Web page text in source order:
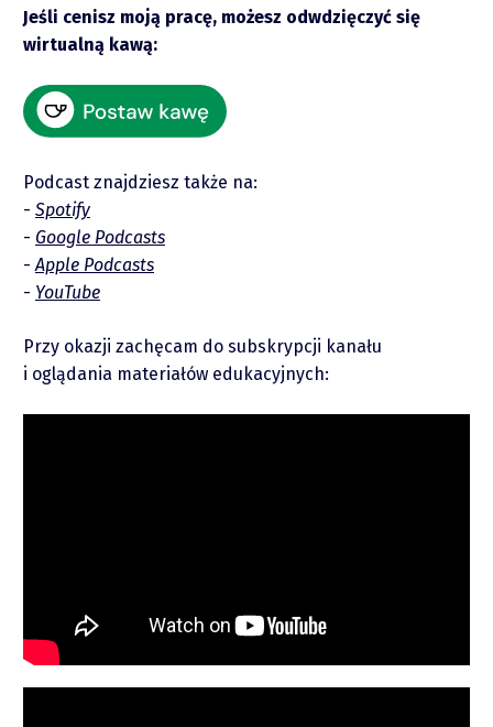
Raporty
Podcasty
Video
piotrek.zajac@pm.me
Twitter
Jeśli cenisz moją pracę, możesz odwdzięczyć się
wirtualną kawą:
Podcast znajdziesz także na:
Spotify
Google Podcasts
Apple Podcasts
YouTube
Przy okazji zachęcam do subskrypcji kanału
i oglądania materiałów edukacyjnych: